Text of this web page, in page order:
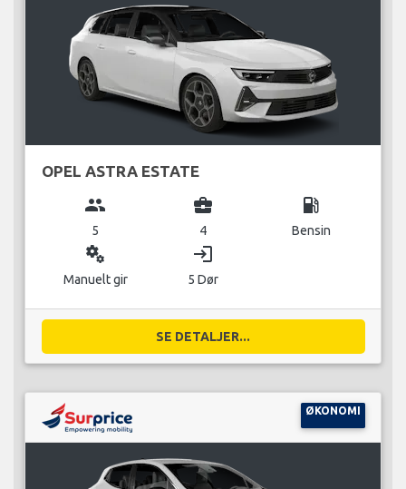
OPEL ASTRA ESTATE
group
5
business_center
4
local_gas_station
Bensin
miscellaneous_services
Manuelt gir
login
5 Dør
SE DETALJER...
ØKONOMI